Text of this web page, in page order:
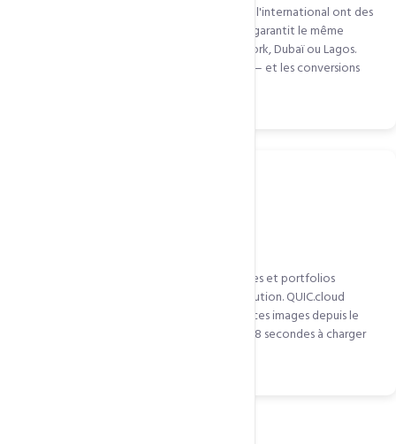
Les boutiques qui exportent leurs produits à l'international ont des
visiteurs de plusieurs continents. QUIC.cloud garantit le même
temps de chargement rapide à Paris, New York, Dubaï ou Lagos.
L'expérience d'achat est identique partout — et les conversions
Les photographes, agences créatives, galeries et portfolios
chargent de nombreuses images haute résolution. QUIC.cloud
compresse, convertit en WebP et distribue ces images depuis le
nœud le plus proche. Une galerie qui prenait 8 secondes à charger